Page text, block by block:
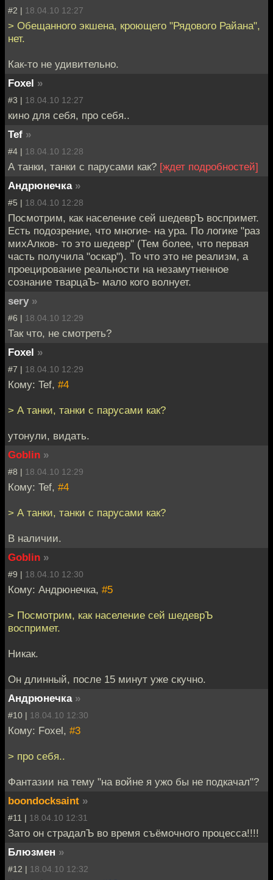
#2 | 18.04.10 12:27
> Обещанного экшена, кроющего "Рядового Райана",
нет.
Как-то не удивительно.
Foxel »
#3 | 18.04.10 12:27
кино для себя, про себя..
Tef »
#4 | 18.04.10 12:28
А танки, танки с парусами как? [ждет подробностей]
Андрюнечка »
#5 | 18.04.10 12:28
Посмотрим, как население сей шедеврЪ воспримет.
Есть подозрение, что многие- на ура. По логике "раз
михАлков- то это шедевр" (Тем более, что первая
часть получила "оскар"). То что это не реализм, а
проецирование реальности на незамутненное
сознание тварцаЪ- мало кого волнует.
sery »
#6 | 18.04.10 12:29
Так что, не смотреть?
Foxel »
#7 | 18.04.10 12:29
Кому: Tef, #4
> А танки, танки с парусами как?
утонули, видать.
Goblin »
#8 | 18.04.10 12:29
Кому: Tef, #4
> А танки, танки с парусами как?
В наличии.
Goblin »
#9 | 18.04.10 12:30
Кому: Андрюнечка, #5
> Посмотрим, как население сей шедеврЪ
воспримет.
Никак.
Он длинный, после 15 минут уже скучно.
Андрюнечка »
#10 | 18.04.10 12:30
Кому: Foxel, #3
> про себя..
Фантазии на тему "на войне я ужо бы не подкачал"?
boondocksaint »
#11 | 18.04.10 12:31
Зато он страдалЪ во время съёмочного процесса!!!!
Блюзмен »
#12 | 18.04.10 12:32